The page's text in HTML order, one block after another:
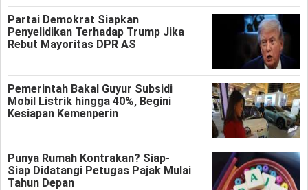
Partai Demokrat Siapkan
Penyelidikan Terhadap Trump Jika
Rebut Mayoritas DPR AS
Pemerintah Bakal Guyur Subsidi
Mobil Listrik hingga 40%, Begini
Kesiapan Kemenperin
Punya Rumah Kontrakan? Siap-
Siap Didatangi Petugas Pajak Mulai
Tahun Depan